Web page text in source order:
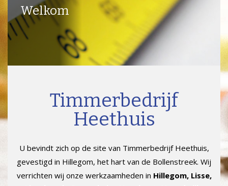
Welkom
Timmerbedrijf
Heethuis
U bevindt zich op de site van Timmerbedrijf Heethuis,
gevestigd in Hillegom, het hart van de Bollenstreek. Wij
verrichten wij onze werkzaamheden in Hillegom, Lisse,